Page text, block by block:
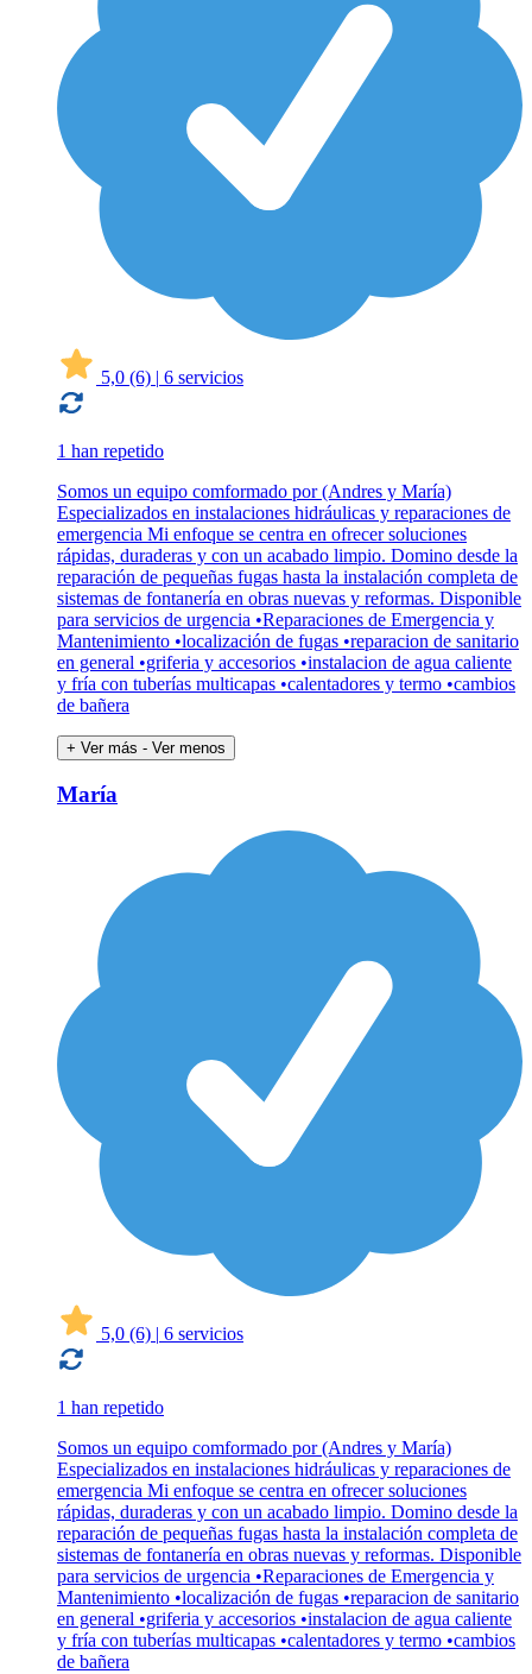
5,0 (6) | 6 servicios
1 han repetido
Somos un equipo comformado por (Andres y María)
Especializados en instalaciones hidráulicas y reparaciones de
emergencia Mi enfoque se centra en ofrecer soluciones
rápidas, duraderas y con un acabado limpio. Domino desde la
reparación de pequeñas fugas hasta la instalación completa de
sistemas de fontanería en obras nuevas y reformas. Disponible
para servicios de urgencia •Reparaciones de Emergencia y
Mantenimiento •localización de fugas •reparacion de sanitario
en general •griferia y accesorios •instalacion de agua caliente
y fría con tuberías multicapas •calentadores y termo •cambios
de bañera
+ Ver más - Ver menos
María
5,0 (6) | 6 servicios
1 han repetido
Somos un equipo comformado por (Andres y María)
Especializados en instalaciones hidráulicas y reparaciones de
emergencia Mi enfoque se centra en ofrecer soluciones
rápidas, duraderas y con un acabado limpio. Domino desde la
reparación de pequeñas fugas hasta la instalación completa de
sistemas de fontanería en obras nuevas y reformas. Disponible
para servicios de urgencia •Reparaciones de Emergencia y
Mantenimiento •localización de fugas •reparacion de sanitario
en general •griferia y accesorios •instalacion de agua caliente
y fría con tuberías multicapas •calentadores y termo •cambios
de bañera